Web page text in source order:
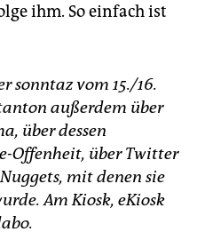
ihm. So einfach ist
sonntaz vom 15./16.
außerdem über
über dessen
Offenheit, über Twitter
mit denen sie
Am Kiosk, eKiosk